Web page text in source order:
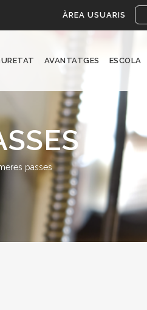
ÀREA USUARIS
AVANTATGES ESCOLA
passes